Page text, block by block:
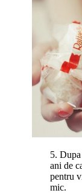
5.
ani de
pentru
mic.